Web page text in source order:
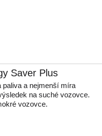
Saver Plus
paliva a nejmenší míra
na suché vozovce.
vozovce.